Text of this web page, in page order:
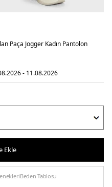
Paça Jogger Kadın Pantolon
- 11.08.2026
Ekle
Beden Tablosu